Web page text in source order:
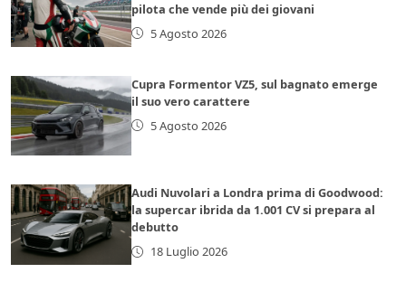
pilota che vende più dei giovani
5 Agosto 2026
Cupra Formentor VZ5, sul bagnato emerge
il suo vero carattere
5 Agosto 2026
Audi Nuvolari a Londra prima di Goodwood:
la supercar ibrida da 1.001 CV si prepara al
debutto
18 Luglio 2026